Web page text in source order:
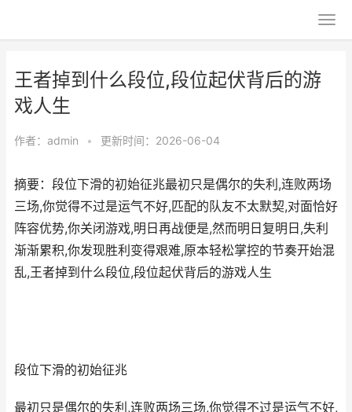
王者掉到什么段位,段位起伏背后的游
戏人生
作者： admin • 更新时间：2026-06-04
摘要：段位下滑的初始征兆最初只是偶尔的失利,连败两场
三场,你觉得不过是运气不好,匹配的队友不太默契,对面恰好
阵容优势,你关闭游戏,明日再战便是,然而明日复明日,失利
渐渐累积,你发现胜利变得艰难,原本轻松掌控的节奏开始混
乱,王者掉到什么段位,段位起伏背后的游戏人生
段位下滑的初始征兆
最初只是偶尔的失利,连败两场三场,你觉得不过是运气不好,